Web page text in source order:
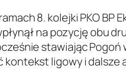
8. kolejki PKO BP
na pozycję obu
stawiając
ligowy i dalsze